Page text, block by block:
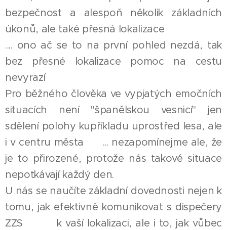
bezpečnost a alespoň několik základních
úkonů, ale také přesná lokalizace 📍
.... ono ač se to na první pohled nezdá, tak
bez přesné lokalizace pomoc na cestu
nevyrazí ❌
Pro běžného člověka ve vypjatých emočních
situacích není "španělskou vesnicí" jen
sdělení polohy kupříkladu uprostřed lesa, ale
i v centru města 😬 ... nezapomínejme ale, že
je to přirozené, protože nás takové situace
nepotkávají každý den.
U nás se naučíte základní dovednosti nejen k
tomu, jak efektivně komunikovat s dispečery
ZZS 🚑🚁 k vaší lokalizaci, ale i to, jak vůbec